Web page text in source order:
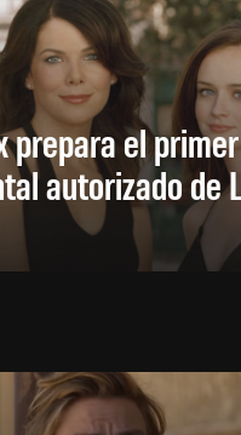
prepara el primer
autorizado de